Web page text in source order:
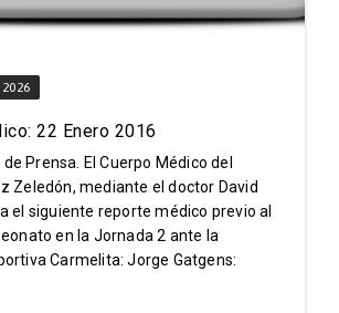
22 Enero 2016
Prensa. El Cuerpo Médico del
Zeledón, mediante el doctor David
el siguiente reporte médico previo al
en la Jornada 2 ante la
Carmelita: Jorge Gatgens: